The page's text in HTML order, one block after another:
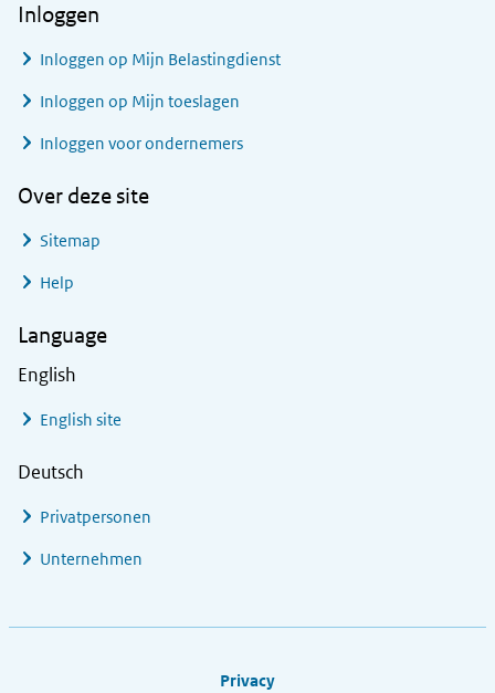
Inloggen
Inloggen op Mijn Belastingdienst
Inloggen op Mijn toeslagen
Inloggen voor ondernemers
Over deze site
Sitemap
Help
Language
English
English site
Deutsch
Privatpersonen
Unternehmen
Privacy